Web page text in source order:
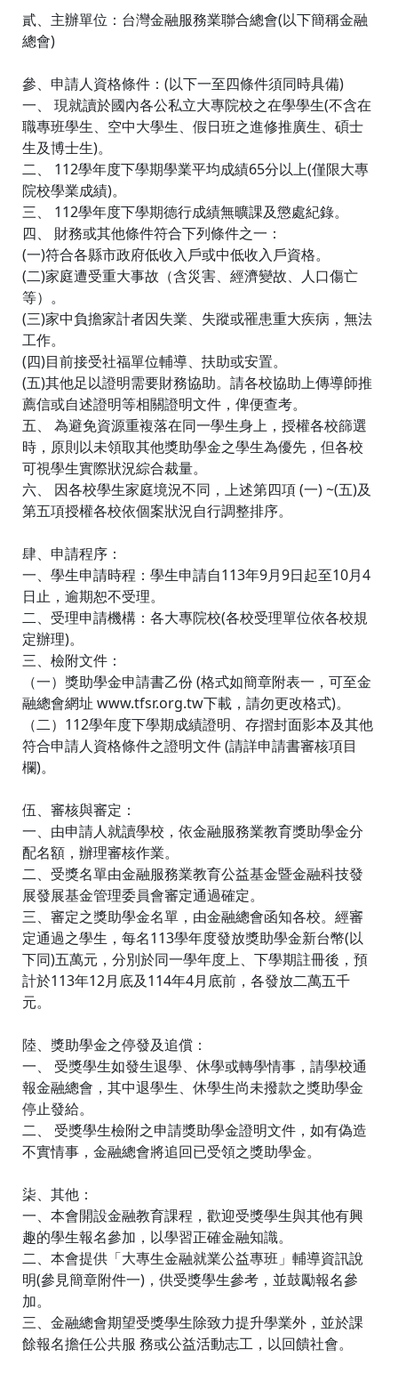
貳、主辦單位：台灣金融服務業聯合總會(以下簡稱金融
總會)
參、申請人資格條件：(以下一至四條件須同時具備)
一、 現就讀於國內各公私立大專院校之在學學生(不含在
職專班學生、空中大學生、假日班之進修推廣生、碩士
生及博士生)。
二、 112學年度下學期學業平均成績65分以上(僅限大專
院校學業成績)。
三、 112學年度下學期德行成績無曠課及懲處紀錄。
四、 財務或其他條件符合下列條件之一：
(一)符合各縣市政府低收入戶或中低收入戶資格。
(二)家庭遭受重大事故（含災害、經濟變故、人口傷亡
等）。
(三)家中負擔家計者因失業、失蹤或罹患重大疾病，無法
工作。
(四)目前接受社福單位輔導、扶助或安置。
(五)其他足以證明需要財務協助。請各校協助上傳導師推
薦信或自述證明等相關證明文件，俾便查考。
五、 為避免資源重複落在同一學生身上，授權各校篩選
時，原則以未領取其他獎助學金之學生為優先，但各校
可視學生實際狀況綜合裁量。
六、 因各校學生家庭境況不同，上述第四項 (一) ~(五)及
第五項授權各校依個案狀況自行調整排序。
肆、申請程序：
一、學生申請時程：學生申請自113年9月9日起至10月4
日止，逾期恕不受理。
二、受理申請機構：各大專院校(各校受理單位依各校規
定辦理)。
三、檢附文件：
（一）獎助學金申請書乙份 (格式如簡章附表一，可至金
融總會網址 www.tfsr.org.tw下載，請勿更改格式)。
（二）112學年度下學期成績證明、存摺封面影本及其他
符合申請人資格條件之證明文件 (請詳申請書審核項目
欄)。
伍、審核與審定：
一、由申請人就讀學校，依金融服務業教育獎助學金分
配名額，辦理審核作業。
二、受獎名單由金融服務業教育公益基金暨金融科技發
展發展基金管理委員會審定通過確定。
三、審定之獎助學金名單，由金融總會函知各校。經審
定通過之學生，每名113學年度發放獎助學金新台幣(以
下同)五萬元，分別於同一學年度上、下學期註冊後，預
計於113年12月底及114年4月底前，各發放二萬五千
元。
陸、獎助學金之停發及追償：
一、 受獎學生如發生退學、休學或轉學情事，請學校通
報金融總會，其中退學生、休學生尚未撥款之獎助學金
停止發給。
二、 受獎學生檢附之申請獎助學金證明文件，如有偽造
不實情事，金融總會將追回已受領之獎助學金。
柒、其他：
一、本會開設金融教育課程，歡迎受獎學生與其他有興
趣的學生報名參加，以學習正確金融知識。
二、本會提供「大專生金融就業公益專班」輔導資訊說
明(參見簡章附件一)，供受獎學生參考，並鼓勵報名參
加。
三、金融總會期望受獎學生除致力提升學業外，並於課
餘報名擔任公共服 務或公益活動志工，以回饋社會。